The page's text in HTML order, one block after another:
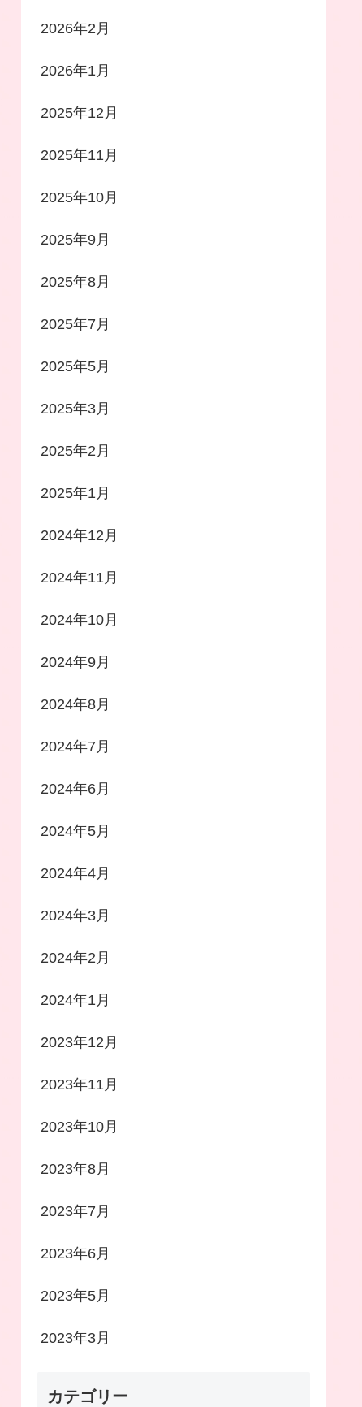
2026年2月
2026年1月
2025年12月
2025年11月
2025年10月
2025年9月
2025年8月
2025年7月
2025年5月
2025年3月
2025年2月
2025年1月
2024年12月
2024年11月
2024年10月
2024年9月
2024年8月
2024年7月
2024年6月
2024年5月
2024年4月
2024年3月
2024年2月
2024年1月
2023年12月
2023年11月
2023年10月
2023年8月
2023年7月
2023年6月
2023年5月
2023年3月
カテゴリー